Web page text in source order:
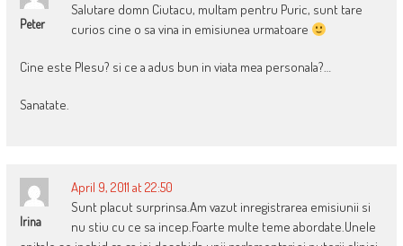
Peter
Salutare domn Ciutacu, multam pentru Puric, sunt tare
curios cine o sa vina in emisiunea urmatoare
Cine este Plesu? si ce a adus bun in viata mea personala?…
Sanatate.
Irina
April 9, 2011 at 22:50
Sunt placut surprinsa.Am vazut inregistrarea emisiunii si
nu stiu cu ce sa incep.Foarte multe teme abordate.Unele